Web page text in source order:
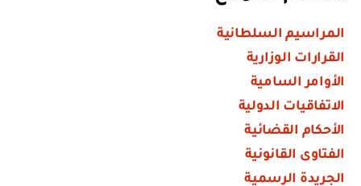
المراسيم السلطانية
القرارات الوزارية
الأوامر السامية
الاتفاقيات الدولية
الأحكام القضائية
الفتاوى القانونية
الجريدة الرسمية